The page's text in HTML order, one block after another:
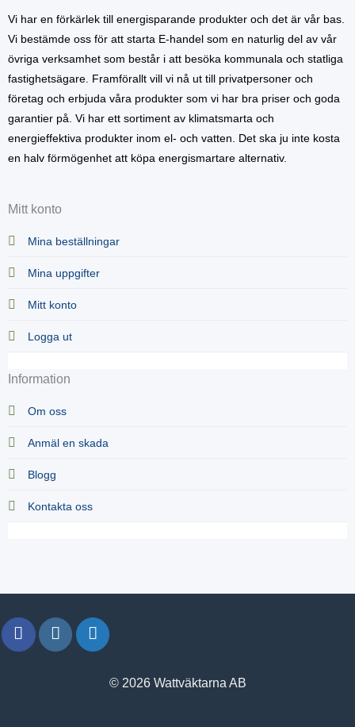
Vi har en förkärlek till energisparande produkter och det är vår bas.
Vi bestämde oss för att starta E-handel som en naturlig del av vår
övriga verksamhet som består i att besöka kommunala och statliga
fastighetsägare. Framförallt vill vi nå ut till privatpersoner och
företag och erbjuda våra produkter som vi har bra priser och goda
garantier på. Vi har ett sortiment av klimatsmarta och
energieffektiva produkter inom el- och vatten. Det ska ju inte kosta
en halv förmögenhet att köpa energismartare alternativ.
Mitt konto
Mina beställningar
Mina uppgifter
Mitt konto
Logga ut
Information
Om oss
Anmäl en skada
Blogg
Kontakta oss
© 2026 Wattväktarna AB